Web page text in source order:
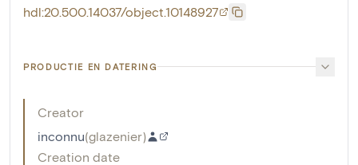
hdl:20.500.14037/object.10148927
PRODUCTIE EN DATERING
Creator
inconnu(glazenier)
Creation date